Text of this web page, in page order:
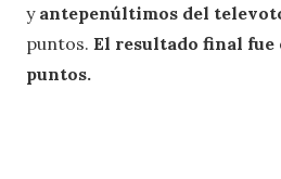
y antepenúltimos del
puntos. El resultado final fue
puntos.